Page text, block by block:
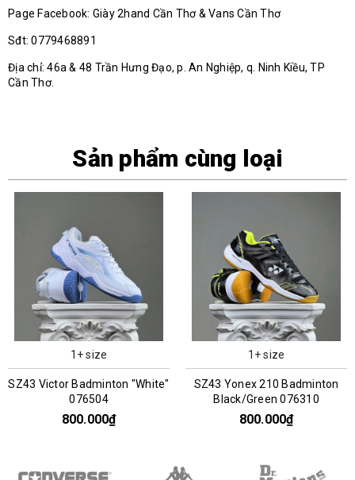
Page Facebook: Giày 2hand Cần Thơ & Vans Cần Thơ
Sđt: 0779468891
Địa chỉ: 46a & 48 Trần Hưng Đạo, p. An Nghiệp, q. Ninh Kiều, TP
Cần Thơ.
Sản phẩm cùng loại
1+ size
SZ43 Victor Badminton "White"
076504
800.000₫
1+ size
SZ43 Yonex 210 Badminton
Black/Green 076310
800.000₫